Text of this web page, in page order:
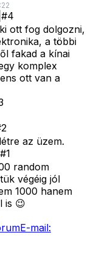
#4
ott fog dolgozni,
a többi
fakad a kínai
komplex
ott van a
2
az üzem.
#1
random
végéig jól
1000 hanem
is 😉
E-mail: